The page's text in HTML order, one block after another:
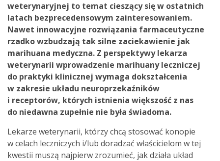
weterynaryjnej to temat cieszący się w ostatnich
latach bezprecedensowym zainteresowaniem.
Nawet innowacyjne rozwiązania farmaceutyczne
rzadko wzbudzają tak silne zaciekawienie jak
marihuana medyczna. Z perspektywy lekarza
weterynarii wprowadzenie marihuany leczniczej
do praktyki klinicznej wymaga dokształcenia
w zakresie układu neuroprzekaźników
i receptorów, których istnienia większość z nas
do niedawna zupełnie nie była świadoma.
Lekarze weterynarii, którzy chcą stosować konopie
w celach leczniczych i/lub doradzać właścicielom w tej
kwestii muszą najpierw zrozumieć, jak działa układ